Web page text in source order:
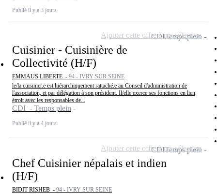
Publié il y a 3 jours
Cuisinier - Cuisinière de
Collectivité (H/F)
EMMAUS LIBERTE - 94 - IVRY SUR SEINE
le/la cuisinier.e est hiérarchiquement rattaché.e au Conseil d'administration de
l'association, et par délégation à son président. Il/elle exerce ses fonctions en lien
étroit avec les responsables de...
CDI - Temps plein
Publié il y a 4 jours
CDITemps plein
Ajouter cette offre à ma sélection
Chef Cuisinier népalais et indien
(H/F)
BIDIT RISHEB - 94 - IVRY SUR SEINE
CDITemps plein
Ajouter cette offre à ma sélection